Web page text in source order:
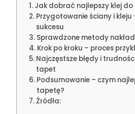
Jak dobrać najlepszy klej
Przygotowanie ściany i
sukcesu
Sprawdzone metody
Krok po kroku – proces
Najczęstsze błędy i
tapet
Podsumowanie – czym
tapetę?
Źródła: